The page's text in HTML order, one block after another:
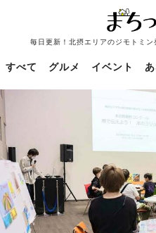
毎日更新！北摂エリアのジモトミ
すべて グルメ イベント